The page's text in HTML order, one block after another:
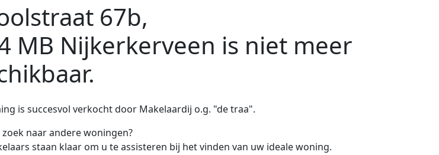
67b,
MB Nijkerkerveen is niet meer
is succesvol verkocht door Makelaardij o.g. "de traa".
naar andere woningen?
staan klaar om u te assisteren bij het vinden van uw ideale woning.